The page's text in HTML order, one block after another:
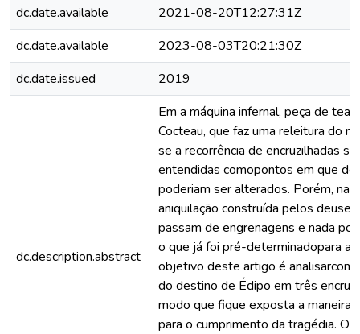
dc.date.available
2021-08-20T12:27:31Z
dc.date.available
2023-08-03T20:21:30Z
dc.date.issued
2019
dc.description.abstract
Em a máquina infernal, peça de
Cocteau, que faz uma releitura do
se a recorrência de encruzilhadas
entendidas comopontos em que
poderiam ser alterados. Porém, na
aniquilação construída pelos
passam de engrenagens e nada
o que já foi pré-determinadopara a
objetivo deste artigo é
do destino de Édipo em três
modo que fique exposta a maneira
para o cumprimento da tragédia. O